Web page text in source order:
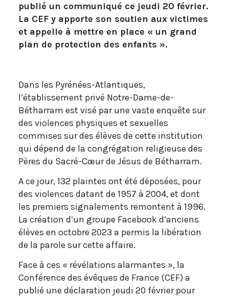
publié un communiqué ce jeudi 20 février.
La CEF y apporte son soutien aux victimes
et appelle à mettre en place « un grand
plan de protection des enfants ».
Dans les Pyrénées-Atlantiques,
l’établissement privé Notre-Dame-de-
Bétharram est visé par une vaste enquête sur
des violences physiques et sexuelles
commises sur des élèves de cette institution
qui dépend de la congrégation religieuse des
Pères du Sacré-Cœur de Jésus de Bétharram.
A ce jour, 132 plaintes ont été déposées, pour
des violences datant de 1957 à 2004, et dont
les premiers signalements remontent à 1996.
La création d’un groupe Facebook d’anciens
élèves en octobre 2023 a permis la libération
de la parole sur cette affaire.
Face à ces « révélations alarmantes », la
Conférence des évêques de France (CEF) a
publié une déclaration jeudi 20 février pour